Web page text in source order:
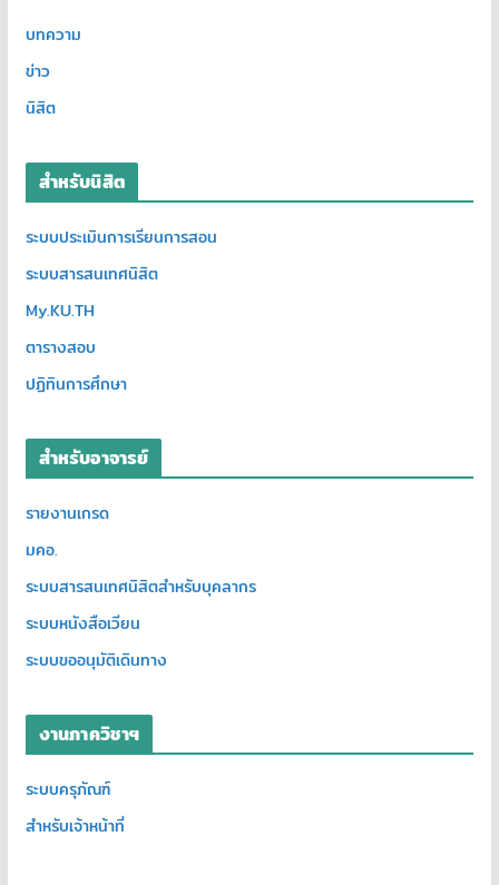
บทความ
ข่าว
นิสิต
สำหรับนิสิต
ระบบประเมินการเรียนการสอน
ระบบสารสนเทศนิสิต
My.KU.TH
ตารางสอบ
ปฏิทินการศึกษา
สำหรับอาจารย์
รายงานเกรด
มคอ.
ระบบสารสนเทศนิสิตสำหรับบุคลากร
ระบบหนังสือเวียน
ระบบขออนุมัติเดินทาง
งานภาควิชาฯ
ระบบครุภัณฑ์
สำหรับเจ้าหน้าที่